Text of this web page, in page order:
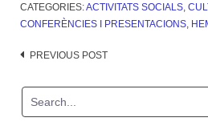
CATEGORIES:ACTIVITATS SOCIALS
CONFERÈNCIES I PRESENTACIONS
Post
PREVIOUS POST